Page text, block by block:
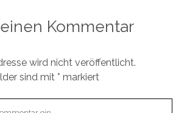
Kommentar
wird nicht veröffentlicht.
sind mit * markiert